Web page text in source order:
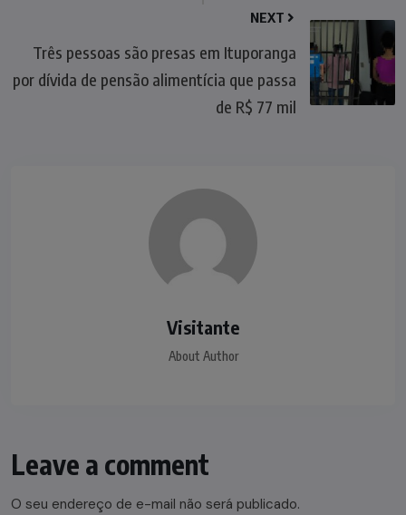
NEXT
Três pessoas são presas em Ituporanga
por dívida de pensão alimentícia que passa
de R$ 77 mil
Visitante
About Author
Leave a comment
O seu endereço de e-mail não será publicado.